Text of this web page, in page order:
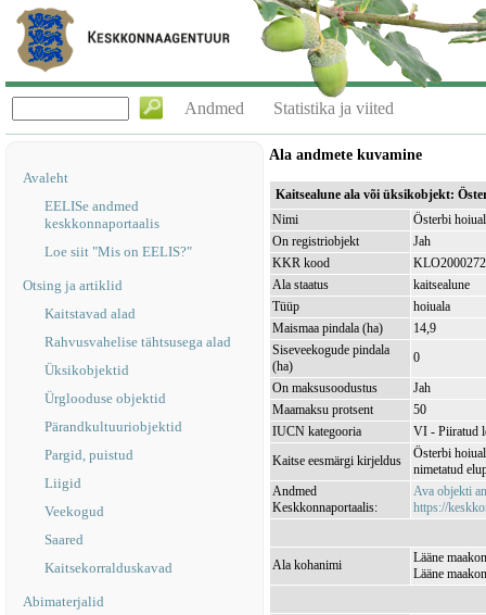
Andmed Statistika ja viited
Avaleht
EELISe andmed
keskkonnaportaalis
Loe siit "Mis on EELIS?"
Otsing ja artiklid
Kaitstavad alad
Rahvusvahelise tähtsusega alad
Üksikobjektid
Ürglooduse objektid
Pärandkultuuriobjektid
Pargid, puistud
Liigid
Veekogud
Saared
Kaitsekorralduskavad
Abimaterjalid
Ala andmete kuvamine
Kaitsealune ala või üksikobjekt:
Nimi
Österbi
On registriobjekt
Jah
KKR kood
KLO2000272
Ala staatus
kaitsealune
Tüüp
hoiuala
Maismaa pindala (ha)
14,9
Siseveekogude pindala
(ha)
0
On maksusoodustus
Jah
Maamaksu protsent
50
IUCN kategooria
VI - Piiratud
Kaitse eesmärgi kirjeldus
Österbi
nimetatud
Andmed
Keskkonnaportaalis:
Ava objekti
https://
Ala kohanimi
Lääne
Lääne